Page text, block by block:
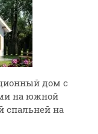
дом с
на южной
спальней на